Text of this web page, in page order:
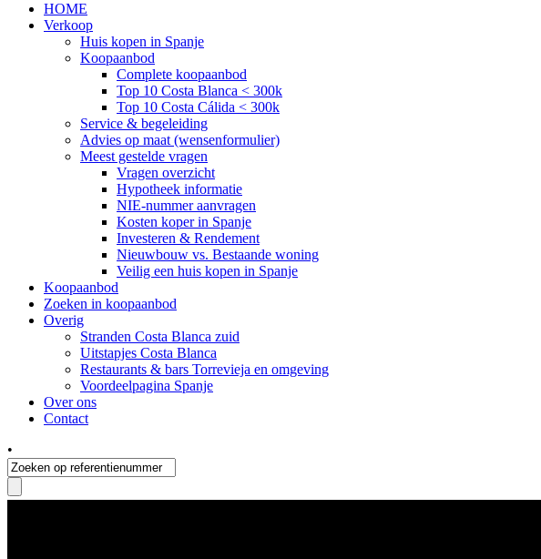
HOME
Verkoop
Huis kopen in Spanje
Koopaanbod
Complete koopaanbod
Top 10 Costa Blanca < 300k
Top 10 Costa Cálida < 300k
Service & begeleiding
Advies op maat (wensenformulier)
Meest gestelde vragen
Vragen overzicht
Hypotheek informatie
NIE-nummer aanvragen
Kosten koper in Spanje
Investeren & Rendement
Nieuwbouw vs. Bestaande woning
Veilig een huis kopen in Spanje
Koopaanbod
Zoeken in koopaanbod
Overig
Stranden Costa Blanca zuid
Uitstapjes Costa Blanca
Restaurants & bars Torrevieja en omgeving
Voordeelpagina Spanje
Over ons
Contact
•